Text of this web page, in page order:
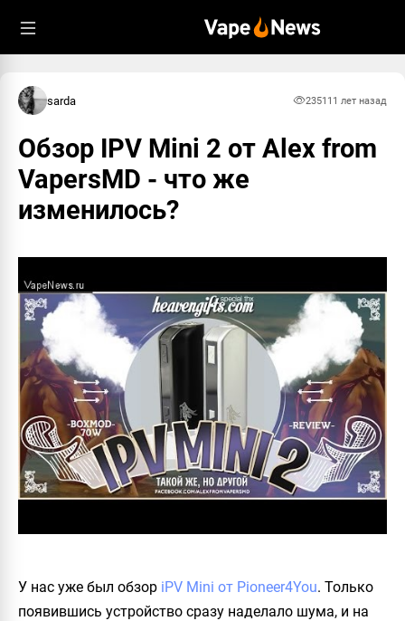
sarda 2351 11 лет назад
Обзор IPV Mini 2 от Alex from
VapersMD - что же
изменилось?
У нас уже был обзор iPV Mini от Pioneer4You. Только
появившись устройство сразу наделало шума, и на